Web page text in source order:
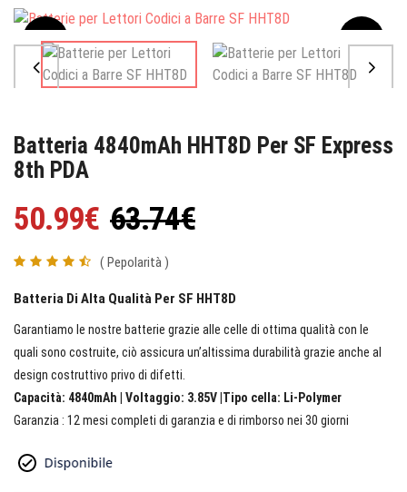
Sale
Batteria 4840mAh HHT8D Per SF Express
8th PDA
50.99€ 63.74€
( Pepolarità )
Batteria Di Alta Qualità Per SF HHT8D
Garantiamo le nostre batterie grazie alle celle di ottima qualità con le
quali sono costruite, ciò assicura un’altissima durabilità grazie anche al
design costruttivo privo di difetti.
Capacità: 4840mAh | Voltaggio: 3.85V |Tipo cella: Li-Polymer
Garanzia : 12 mesi completi di garanzia e di rimborso nei 30 giorni